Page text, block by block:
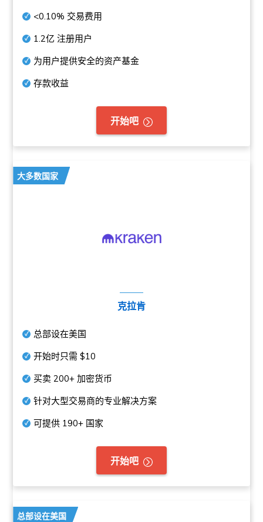
<0.10% 交易费用
1.2亿 注册用户
为用户提供安全的资产基金
存款收益
开始吧
大多数国家
克拉肯
总部设在美国
开始时只需$10
买卖200+ 加密货币
针对大型交易商的专业解决方案
可提供 190+ 国家
开始吧
总部设在美国